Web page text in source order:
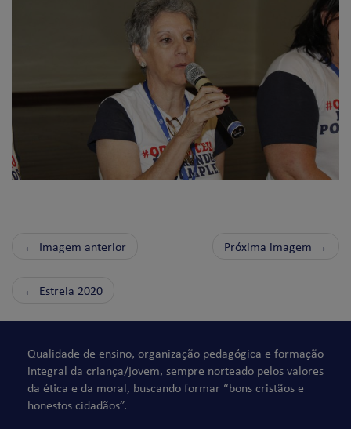
← Imagem anterior Próxima imagem →
← Estreia 2020
Qualidade de ensino, organização pedagógica e formação
integral da criança/jovem, sempre norteado pelos valores
da ética e da moral, buscando formar “bons cristãos e
honestos cidadãos”.